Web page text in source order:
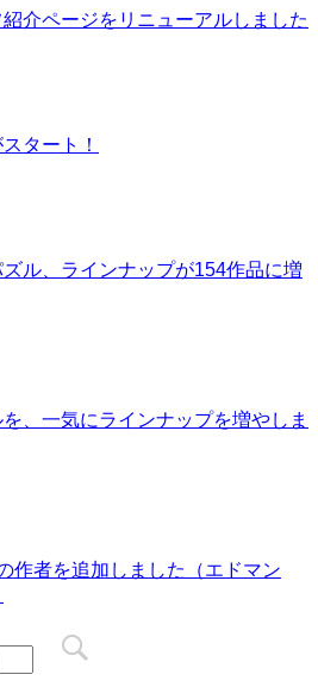
介ページをリニューアルしました
タート！
ル、ラインナップが154作品に増
、一気にラインナップを増やしま
作者を追加しました（エドマン